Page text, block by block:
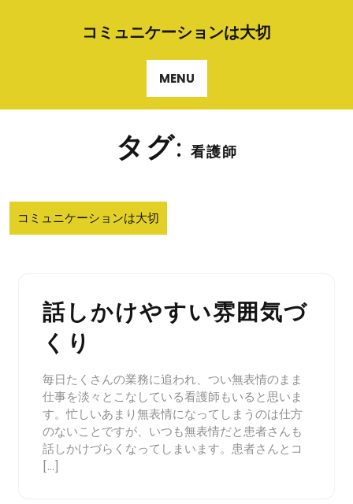
コミュニケーションは大切
MENU
タグ: 看護師
コミュニケーションは大切
話しかけやすい雰囲気づ
くり
毎日たくさんの業務に追われ、つい無表情のまま
仕事を淡々とこなしている看護師もいると思いま
す。忙しいあまり無表情になってしまうのは仕方
のないことですが、いつも無表情だと患者さんも
話しかけづらくなってしまいます。患者さんとコ
[…]